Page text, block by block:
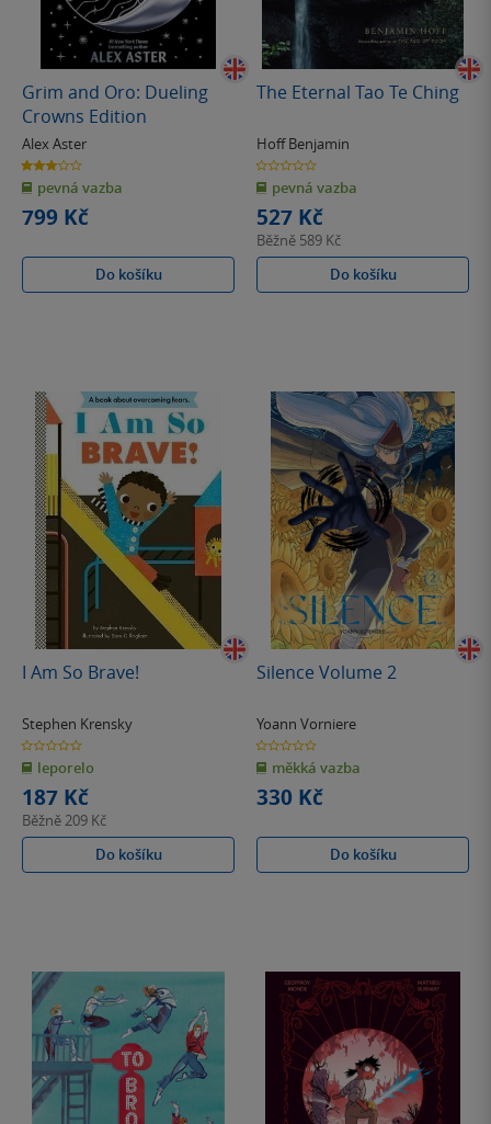
Grim and Oro: Dueling
Crowns Edition
Alex Aster
3.0
z
5
hvězdiček
pevná vazba
799 Kč
Do košíku
The Eternal Tao Te Ching
Hoff Benjamin
0.0
z
5
hvězdiček
pevná vazba
527 Kč
Běžně 589 Kč
Do košíku
I Am So Brave!
Stephen Krensky
0.0
z
5
hvězdiček
leporelo
187 Kč
Běžně209 Kč
Do košíku
Silence Volume 2
Yoann Vorniere
0.0
z
5
hvězdiček
měkká vazba
330 Kč
Do košíku